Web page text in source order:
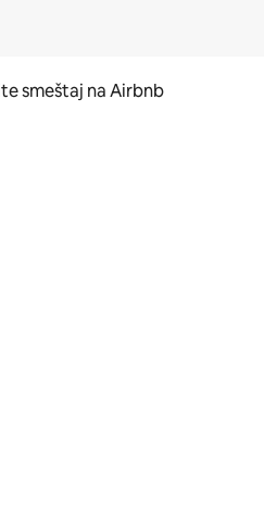
smeštaj na Airbnb